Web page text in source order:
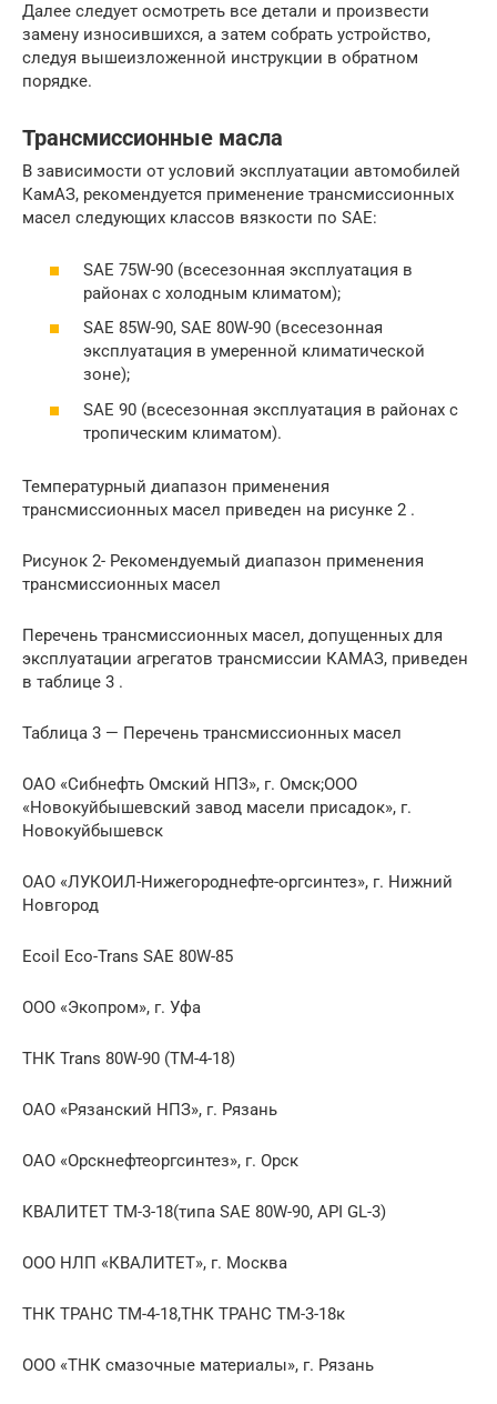
Далее следует осмотреть все детали и произвести
замену износившихся, а затем собрать устройство,
следуя вышеизложенной инструкции в обратном
порядке.
Трансмиссионные масла
В зависимости от условий эксплуатации автомобилей
КамАЗ, рекомендуется применение трансмиссионных
масел следующих классов вязкости по SAE:
SAE 75W-90 (всесезонная эксплуатация в
районах с холодным климатом);
SAE 85W-90, SAE 80W-90 (всесезонная
эксплуатация в умеренной климатической
зоне);
SAE 90 (всесезонная эксплуатация в районах с
тропическим климатом).
Температурный диапазон применения
трансмиссионных масел приведен на рисунке 2 .
Рисунок 2- Рекомендуемый диапазон применения
трансмиссионных масел
Перечень трансмиссионных масел, допущенных для
эксплуатации агрегатов трансмиссии КАМАЗ, приведен
в таблице 3 .
Таблица 3 — Перечень трансмиссионных масел
ОАО «Сибнефть Омский НПЗ», г. Омск;ООО
«Новокуйбышевский завод масели присадок», г.
Новокуйбышевск
ОАО «ЛУКОИЛ-Нижегороднефте-оргсинтез», г. Нижний
Новгород
Ecoil Eco-Trans SAE 80W-85
ООО «Экопром», г. Уфа
ТНК Trans 80W-90 (ТМ-4-18)
ОАО «Рязанский НПЗ», г. Рязань
ОАО «Орскнефтеоргсинтез», г. Орск
КВАЛИТЕТ ТМ-3-18(типа SAE 80W-90, API GL-3)
ООО НЛП «КВАЛИТЕТ», г. Москва
ТНК ТРАНС ТМ-4-18,ТНК ТРАНС ТМ-3-18к
ООО «ТНК смазочные материалы», г. Рязань